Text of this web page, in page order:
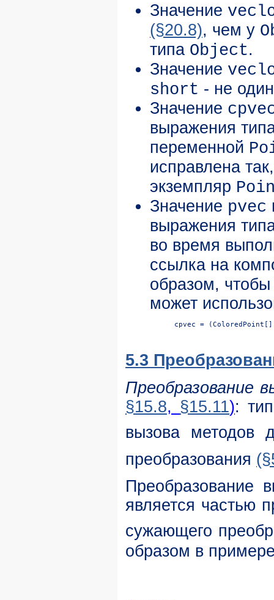
Значение
(§20.8), чем у
типа Object.
Значение
short - не
Значение
выражения
переменной
исправлена
экземпляр
Значение pvec
выражения
во время
ссылка на
образом,
может
5.3
Преобразование
§15.8, §15.11):
вызова методов
преобразования
Преобразование
является частью
сужающего
образом в